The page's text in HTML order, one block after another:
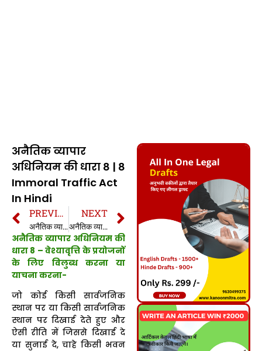
अनैतिक व्यापार
अधिनियम की धारा 8 | 8
Immoral Traffic Act
In Hindi
PREVIOUS
अनैतिक व्यापार अधिनियम की धारा 7 | 7 Immoral Traffic Act In Hindi
NEXT
अनैतिक व्यापार अधिनियम की धारा 9 | 9 Immoral Traffic Act In Hindi
अनैतिक व्यापार अधिनियम की
धारा 8 – वेश्यावृत्ति के प्रयोजनों
के लिए विलुब्ध करना या
याचना करना-
जो कोई किसी सार्वजनिक
स्थान पर या किसी सार्वजनिक
स्थान पर दिखाई देते हुए और
ऐसी रीति में जिससे दिखाई दे
या सुनाई दे, चाहे किसी भवन